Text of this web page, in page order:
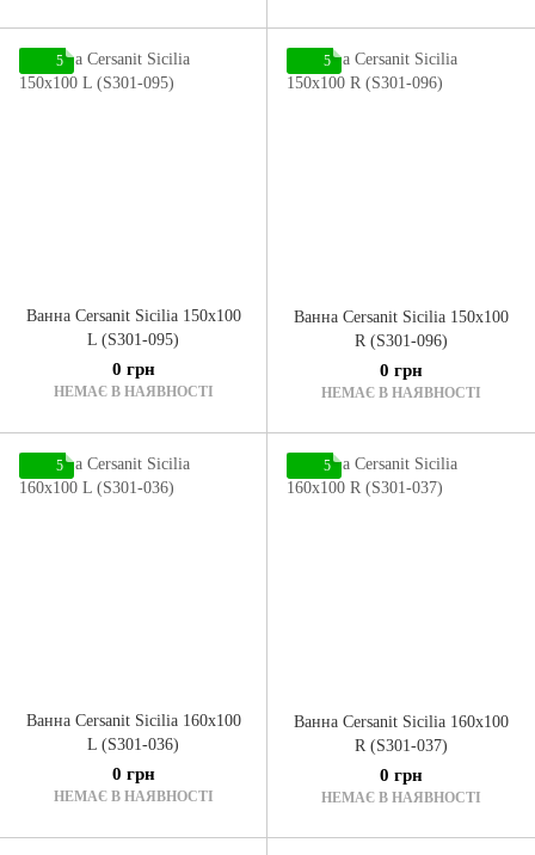
5
Ванна Cersanit Sicilia 150x100
L (S301-095)
0 грн
НЕМАЄ В НАЯВНОСТІ
5
Ванна Cersanit Sicilia 150x100
R (S301-096)
0 грн
НЕМАЄ В НАЯВНОСТІ
5
Ванна Cersanit Sicilia 160x100
L (S301-036)
0 грн
НЕМАЄ В НАЯВНОСТІ
5
Ванна Cersanit Sicilia 160x100
R (S301-037)
0 грн
НЕМАЄ В НАЯВНОСТІ